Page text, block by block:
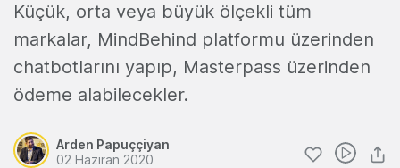
Küçük, orta veya büyük ölçekli tüm
markalar, MindBehind platformu üzerinden
chatbotlarını yapıp, Masterpass üzerinden
ödeme alabilecekler.
Arden Papuççiyan
02 Haziran 2020